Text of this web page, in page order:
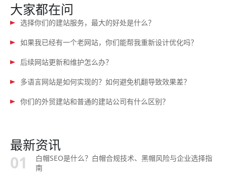
大家都在问
选择你们的建站服务，最大的好处是什么？
如果我已经有一个老网站，你们能帮我重新设计优化吗？
后续网站更新和维护怎么办？
多语言网站是如何实现的？如何避免机翻导致效果差？
你们的外贸建站和普通的建站公司有什么区别？
最新资讯
白帽SEO是什么？白帽合规技术、黑帽风险与企业选择指
南